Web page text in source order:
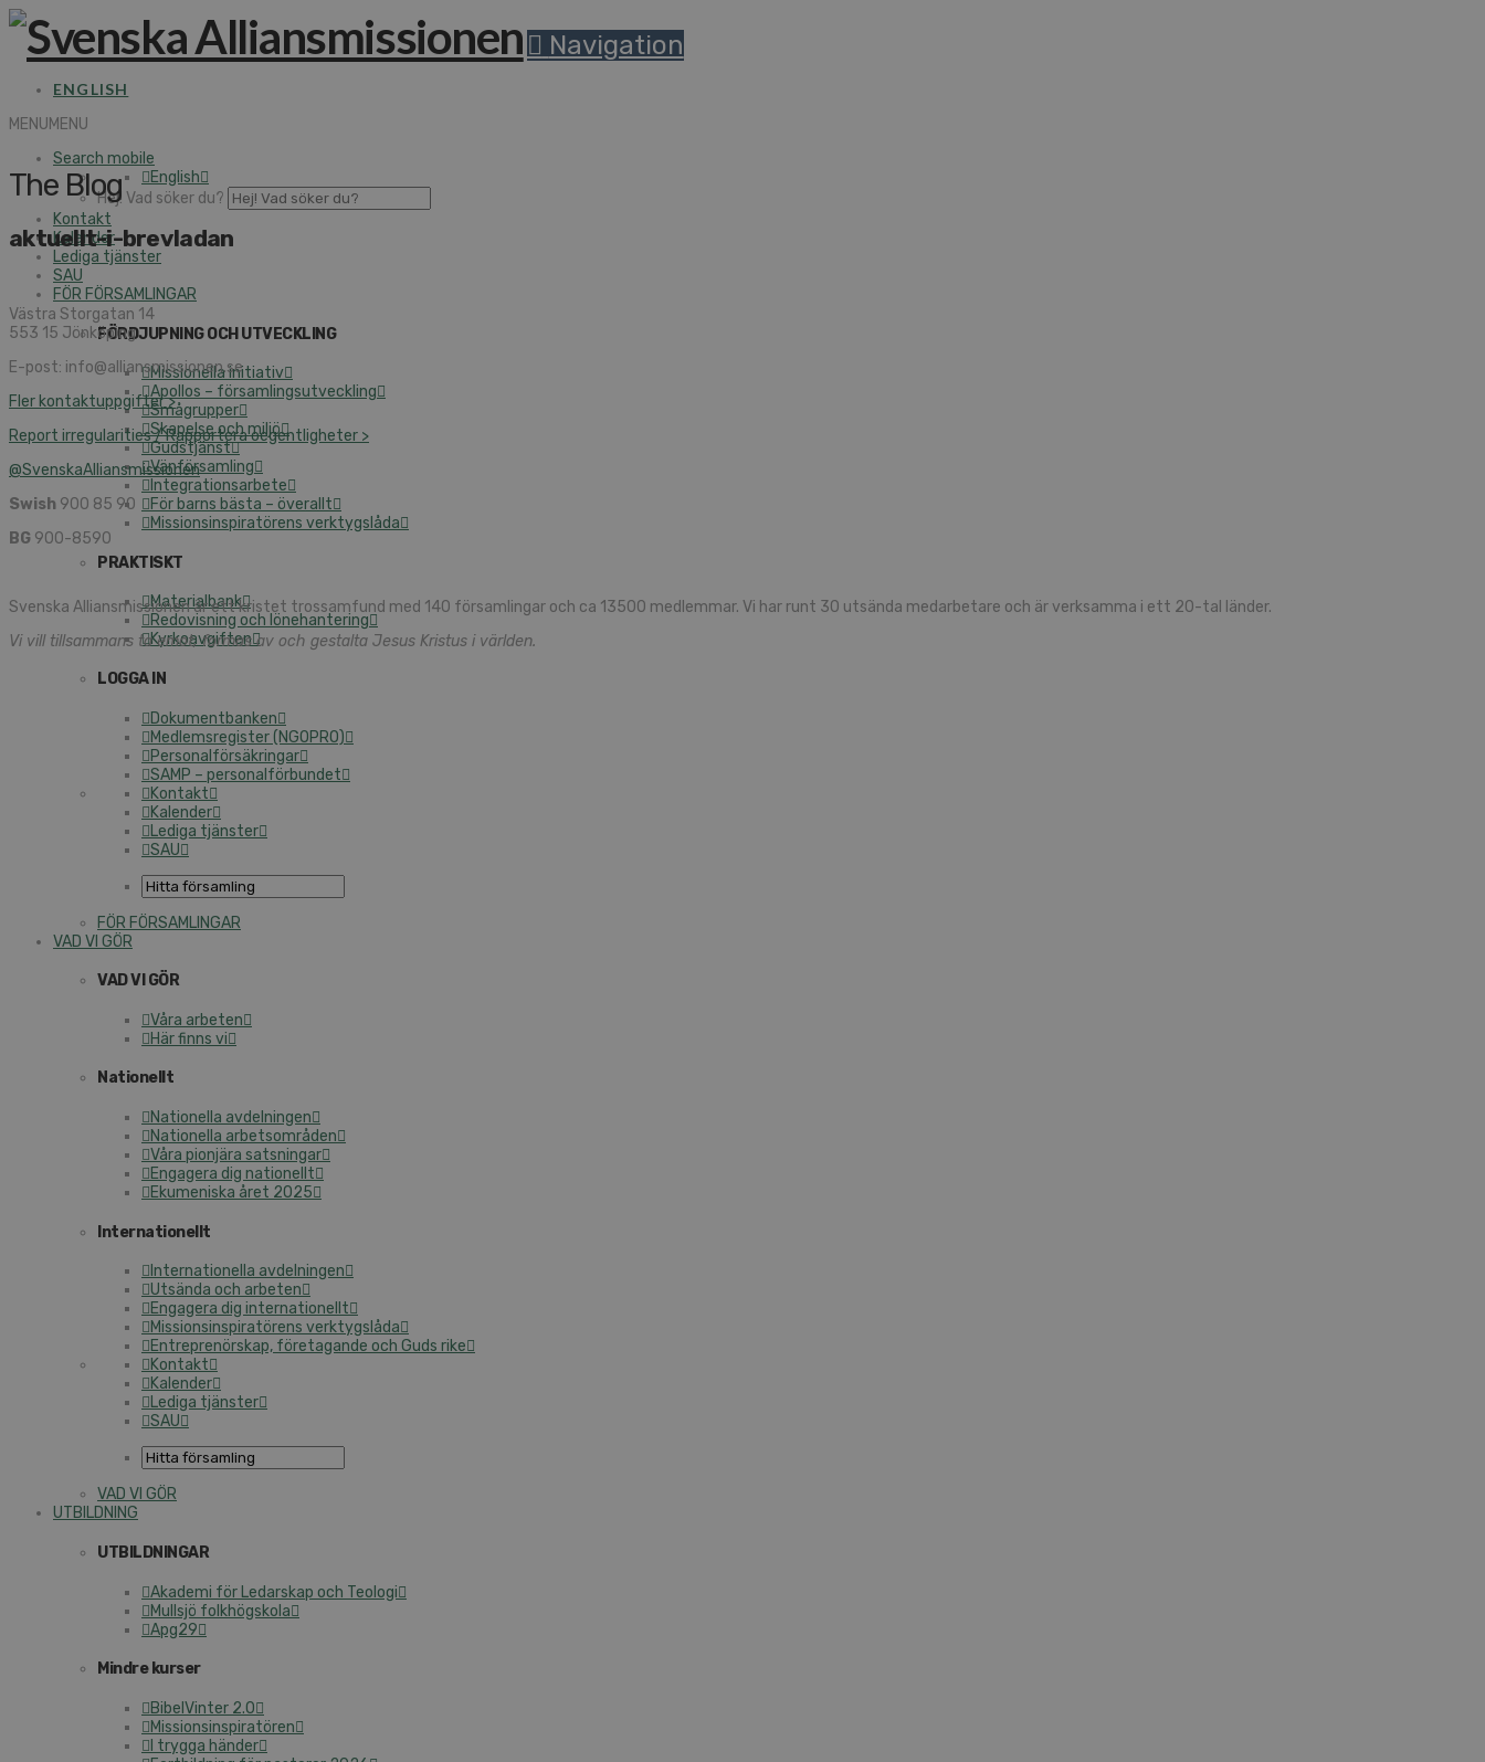
Navigation
ENGLISH
MENUMENU
Search mobile
English
Hej! Vad söker du?
Kontakt
Kalender
Lediga tjänster
SAU
FÖR FÖRSAMLINGAR
FÖRDJUPNING OCH UTVECKLING
Missionella initiativ
Apollos – församlingsutveckling
Smågrupper
Skapelse och miljö
Gudstjänst
Vänförsamling
Integrationsarbete
För barns bästa – överallt
Missionsinspiratörens verktygslåda
PRAKTISKT
Materialbank
Redovisning och lönehantering
Kyrkoavgiften
LOGGA IN
Dokumentbanken
Medlemsregister (NGOPRO)
Personalförsäkringar
SAMP – personalförbundet
Kontakt
Kalender
Lediga tjänster
SAU
FÖR FÖRSAMLINGAR
VAD VI GÖR
VAD VI GÖR
Våra arbeten
Här finns vi
Nationellt
Nationella avdelningen
Nationella arbetsområden
Våra pionjära satsningar
Engagera dig nationellt
Ekumeniska året 2025
Internationellt
Internationella avdelningen
Utsända och arbeten
Engagera dig internationellt
Missionsinspiratörens verktygslåda
Entreprenörskap, företagande och Guds rike
Kontakt
Kalender
Lediga tjänster
SAU
VAD VI GÖR
UTBILDNING
UTBILDNINGAR
Akademi för Ledarskap och Teologi
Mullsjö folkhögskola
Apg29
Mindre kurser
BibelVinter 2.0
Missionsinspiratören
I trygga händer
The Blog
aktuellt-i-brevladan
Västra Storgatan 14
553 15 Jönköping
E-post: info@alliansmissionen.se
Fler kontaktuppgifter >
Report irregularities / Rapportera oegentligheter >
@SvenskaAlliansmissionen
Swish 900 85 90
BG 900-8590
Svenska Alliansmissionen är ett kristet trossamfund med 140 församlingar och ca 13500 medlemmar. Vi har runt 30 utsända medarbetare och är verksamma i ett 20-tal länder.
Vi vill tillsammans ta emot, formas av och gestalta Jesus Kristus i världen.